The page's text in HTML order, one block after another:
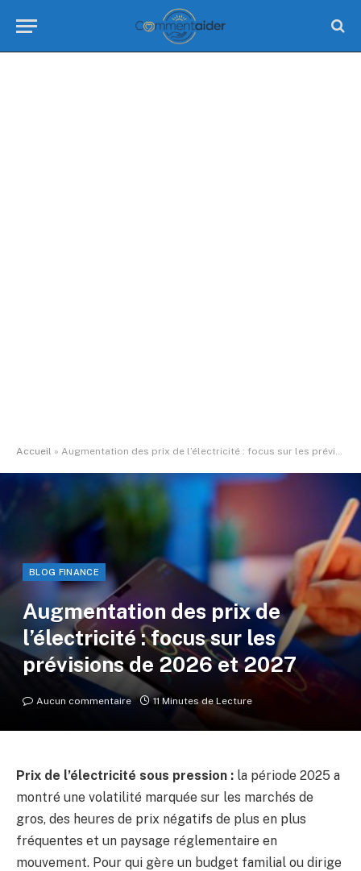
Accueil » Augmentation des prix de l’électricité : focus sur les prévisions de 2026 et 2027
BLOG FINANCE
Augmentation des prix de
l’électricité : focus sur les
prévisions de 2026 et 2027
Aucun commentaire 11 Minutes de Lecture
Prix de l’électricité sous pression : la période 2025 a
montré une volatilité marquée sur les marchés de
gros, des heures de prix négatifs de plus en plus
fréquentes et un paysage réglementaire en
mouvement. Pour qui gère un budget familial ou dirige